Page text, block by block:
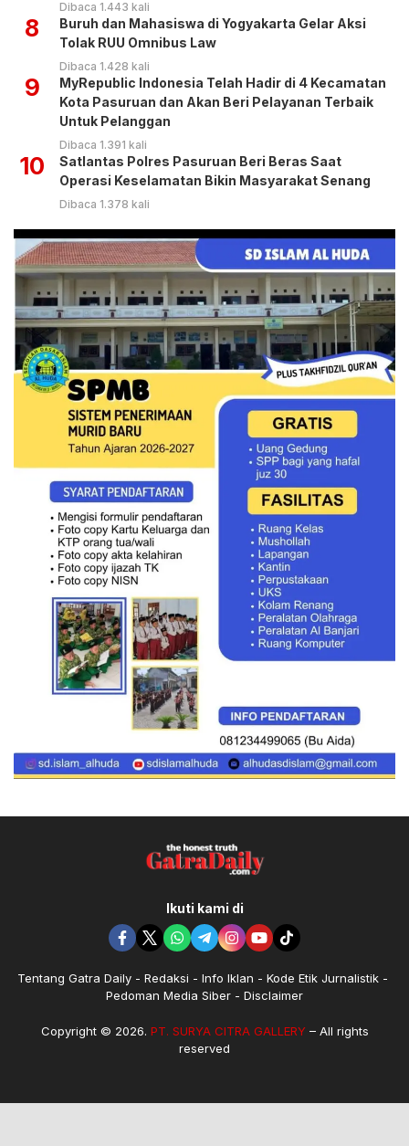
Dibaca 1.443 kali
8
Buruh dan Mahasiswa di Yogyakarta Gelar Aksi
Tolak RUU Omnibus Law
Dibaca 1.428 kali
9
MyRepublic Indonesia Telah Hadir di 4 Kecamatan
Kota Pasuruan dan Akan Beri Pelayanan Terbaik
Untuk Pelanggan
Dibaca 1.391 kali
10
Satlantas Polres Pasuruan Beri Beras Saat
Operasi Keselamatan Bikin Masyarakat Senang
Dibaca 1.378 kali
Ikuti kami di
Tentang Gatra Daily Redaksi Info Iklan
Kode Etik Jurnalistik
Pedoman Media Siber
Disclaimer
Copyright © 2026. PT. SURYA CITRA GALLERY– All rights
reserved